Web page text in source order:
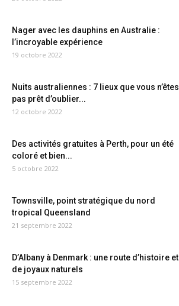
Nager avec les dauphins en Australie :
l’incroyable expérience
19 octobre 2022
Nuits australiennes : 7 lieux que vous n’êtes
pas prêt d’oublier...
12 octobre 2022
Des activités gratuites à Perth, pour un été
coloré et bien...
5 octobre 2022
Townsville, point stratégique du nord
tropical Queensland
21 septembre 2022
D’Albany à Denmark : une route d’histoire et
de joyaux naturels
15 septembre 2022